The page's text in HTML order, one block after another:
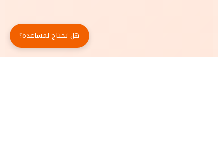
هل تحتاج لمساعدة؟